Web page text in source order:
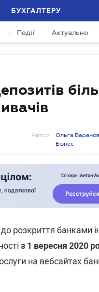
БУХГАЛТЕРУ
Події Актуально
Автор:
Ольга
Бізнес
розкриття банками
з 1 вересня 2020
на вебсайтах